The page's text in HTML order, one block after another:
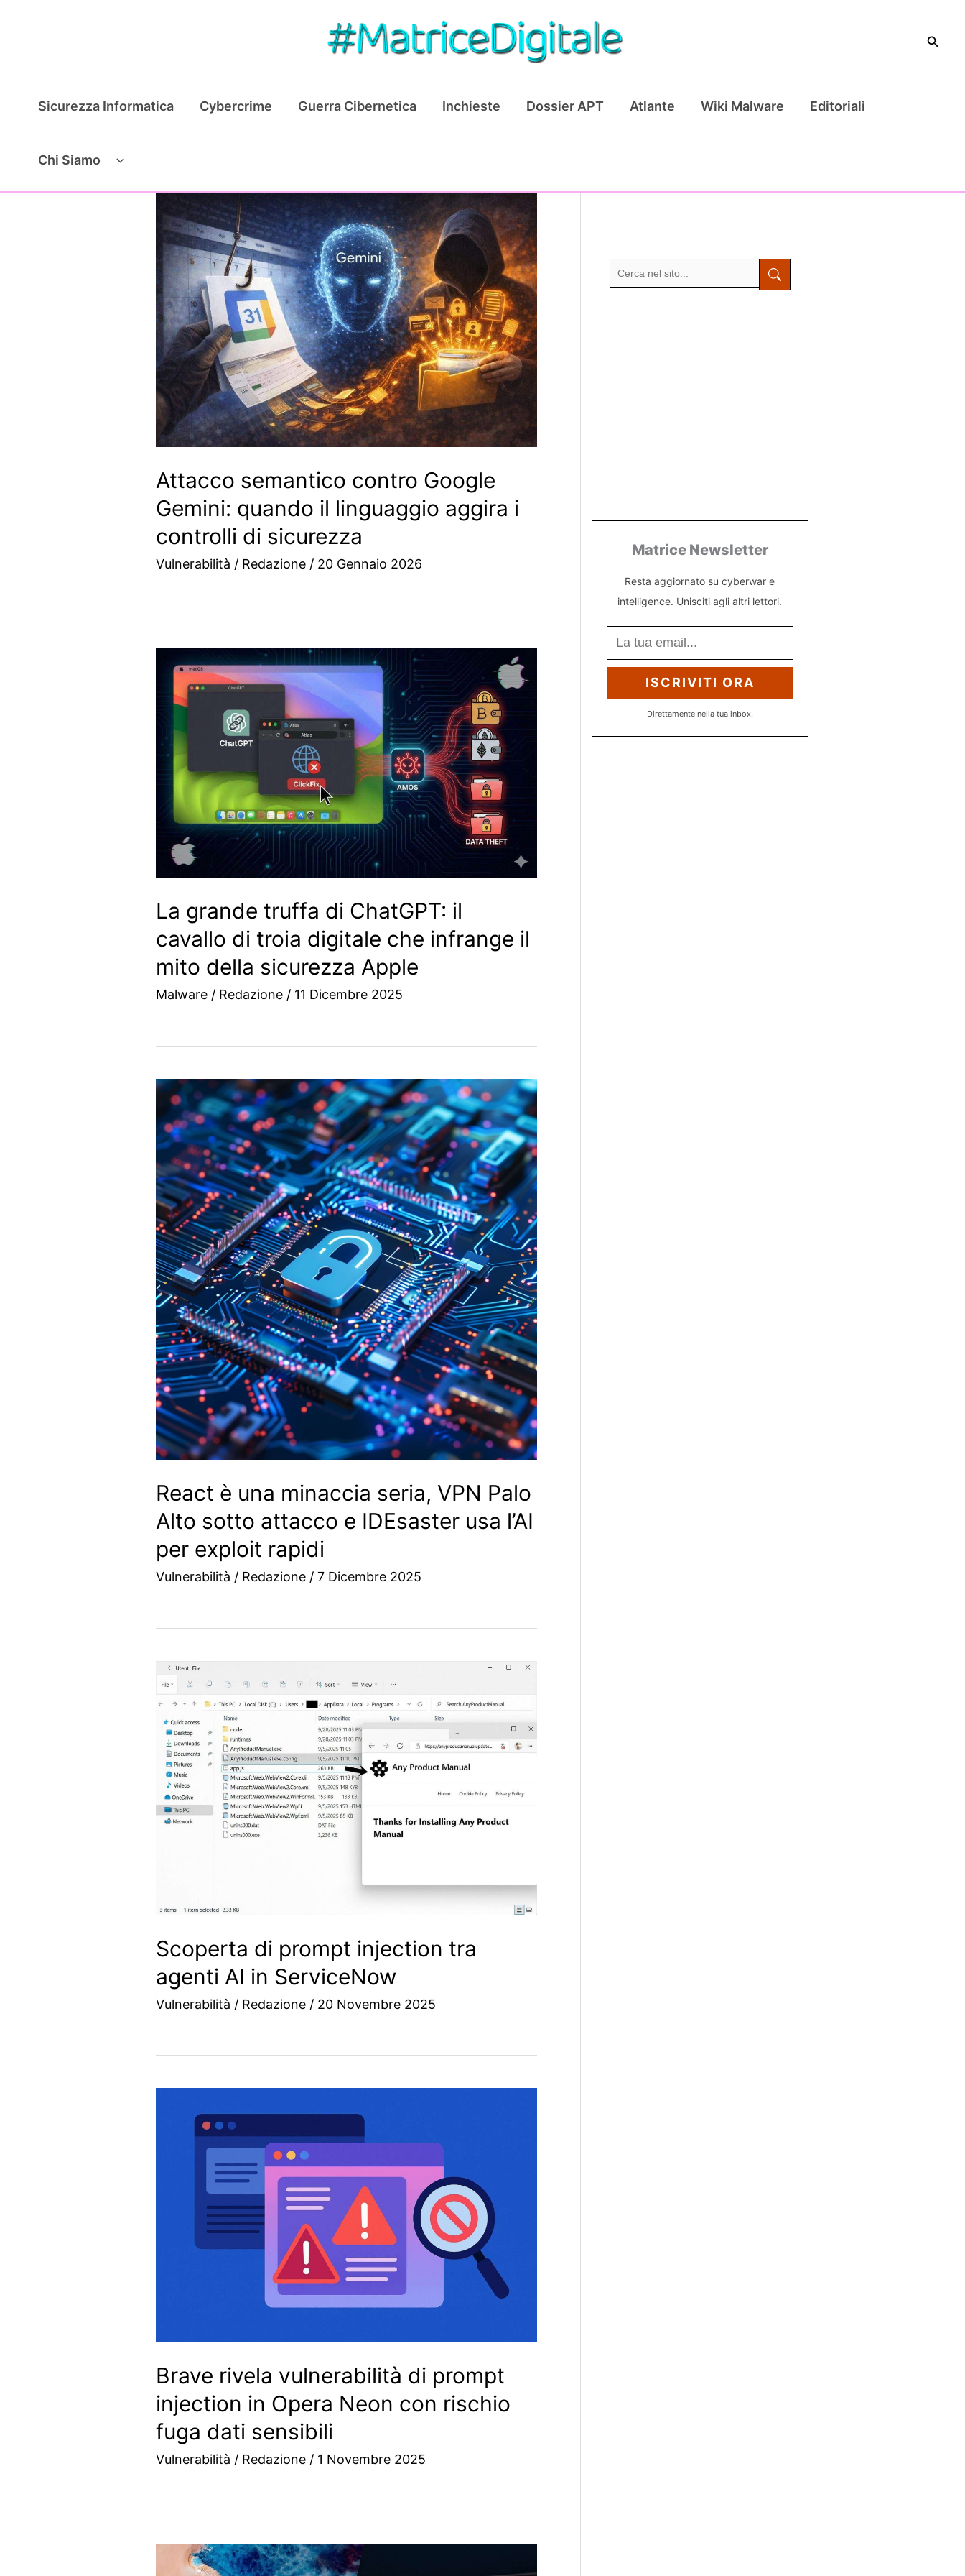
Cerca
Sicurezza Informatica Cybercrime Guerra Cibernetica Inchieste Dossier APT Atlante Wiki Malware Editoriali
Chi Siamo
Attacco semantico contro Google
Gemini: quando il linguaggio aggira i
controlli di sicurezza
Vulnerabilità / Redazione / 20 Gennaio 2026
La grande truffa di ChatGPT: il
cavallo di troia digitale che infrange il
mito della sicurezza Apple
Malware / Redazione / 11 Dicembre 2025
React è una minaccia seria, VPN Palo
Alto sotto attacco e IDEsaster usa l’AI
per exploit rapidi
Vulnerabilità / Redazione / 7 Dicembre 2025
Scoperta di prompt injection tra
agenti AI in ServiceNow
Vulnerabilità / Redazione / 20 Novembre 2025
Brave rivela vulnerabilità di prompt
injection in Opera Neon con rischio
fuga dati sensibili
Vulnerabilità / Redazione / 1 Novembre 2025
Matrice Newsletter
Resta aggiornato su cyberwar e
intelligence. Unisciti agli altri lettori.
ISCRIVITI ORA
Direttamente nella tua inbox.